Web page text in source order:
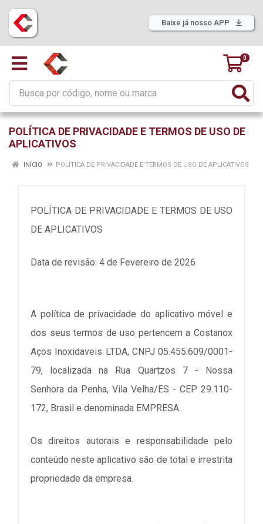
Baixe já nosso APP
0
POLÍTICA DE PRIVACIDADE E TERMOS DE USO DE
APLICATIVOS
INÍCIO POLÍTICA DE PRIVACIDADE E TERMOS DE USO DE APLICATIVOS
POLÍTICA DE PRIVACIDADE E TERMOS DE USO
DE APLICATIVOS
Data de revisão: 4 de Fevereiro de 2026
A política de privacidade do aplicativo móvel e
dos seus termos de uso pertencem a Costanox
Aços Inoxidaveis LTDA, CNPJ 05.455.609/0001-
79, localizada na Rua Quartzos 7 - Nossa
Senhora da Penha, Vila Velha/ES - CEP 29.110-
172, Brasil e denominada EMPRESA.
Os direitos autorais e responsabilidade pelo
conteúdo neste aplicativo são de total e irrestrita
propriedade da empresa.